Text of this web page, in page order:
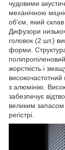
чудовими
механічною
об'єм, який склав
Дифузори
головок (2 шт.)
форми.
жорсткість і
з алюмінію.
забезпечує
великим
регістрі.